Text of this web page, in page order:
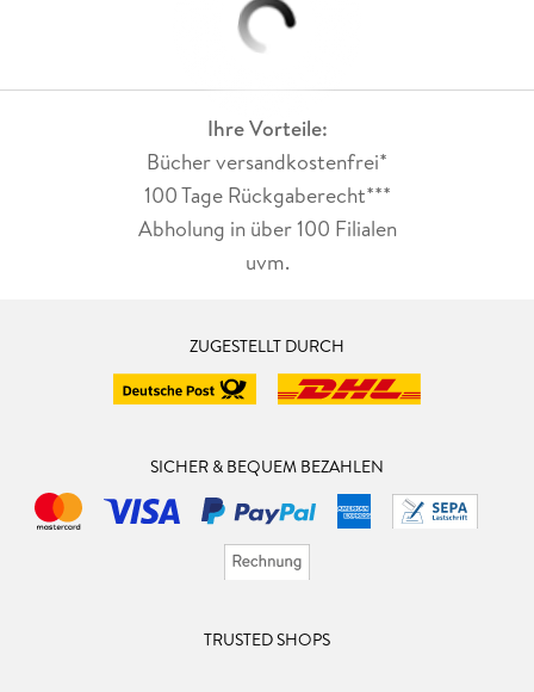
Ihre Vorteile:
Bücher versandkostenfrei*
100 Tage Rückgaberecht***
Abholung in über 100 Filialen
uvm.
ZUGESTELLT DURCH
SICHER & BEQUEM BEZAHLEN
TRUSTED SHOPS